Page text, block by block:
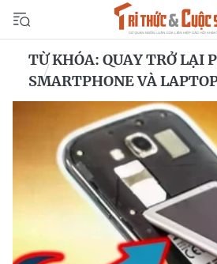
TỪ KHÓA: QUAY TRỞ LẠI
SMARTPHONE VÀ